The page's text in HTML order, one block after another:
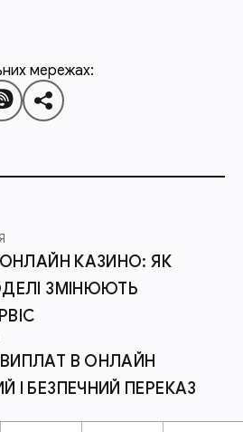
мережах:
ОНЛАЙН КАЗИНО: ЯК
ЗМІНЮЮТЬ
В ОНЛАЙН
І БЕЗПЕЧНИЙ ПЕРЕКАЗ